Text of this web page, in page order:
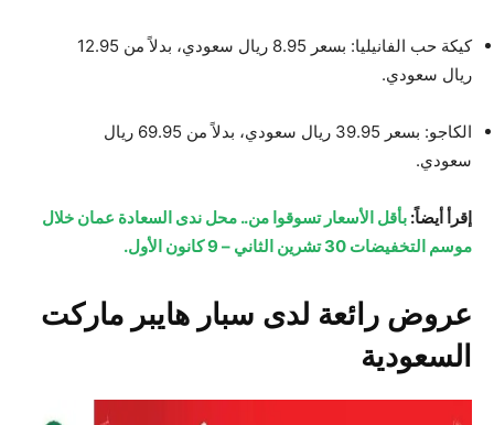
كيكة حب الفانيليا: بسعر 8.95 ريال سعودي، بدلاً من 12.95
ريال سعودي.
الكاجو: بسعر 39.95 ريال سعودي، بدلاً من 69.95 ريال
سعودي.
إقرأ أيضاً: بأقل الأسعار تسوقوا من.. محل ندى السعادة عمان خلال
موسم التخفيضات 30 تشرين الثاني – 9 كانون الأول.
عروض رائعة لدى سبار هايبر ماركت
السعودية